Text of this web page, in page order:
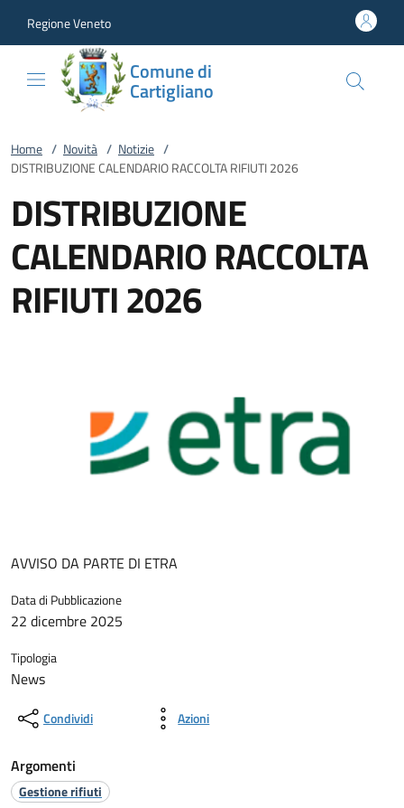
Regione Veneto
Comune di
Cartigliano
Home / Novità / Notizie /
DISTRIBUZIONE CALENDARIO RACCOLTA RIFIUTI 2026
DISTRIBUZIONE
CALENDARIO RACCOLTA
RIFIUTI 2026
AVVISO DA PARTE DI ETRA
Data di Pubblicazione
22 dicembre 2025
Tipologia
News
Condividi Azioni
Argomenti
Gestione rifiuti